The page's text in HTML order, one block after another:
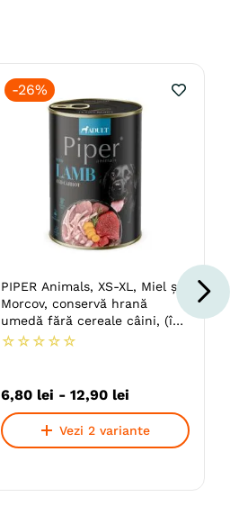
-26%
PIPER Animals, XS-XL, Miel și
Morcov, conservă hrană
umedă fără cereale câini, (în
aspic)
☆ ☆ ☆ ☆ ☆
6,80 lei - 12,90 lei
Vezi 2 variante